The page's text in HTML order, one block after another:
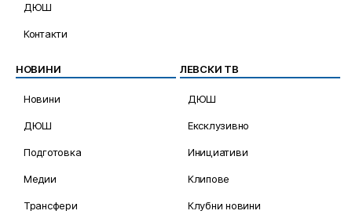
ДЮШ
Контакти
НОВИНИ
Новини
ДЮШ
Подготовка
Медии
Трансфери
ЛЕВСКИ ТВ
ДЮШ
Ексклузивно
Инициативи
Клипове
Клубни новини